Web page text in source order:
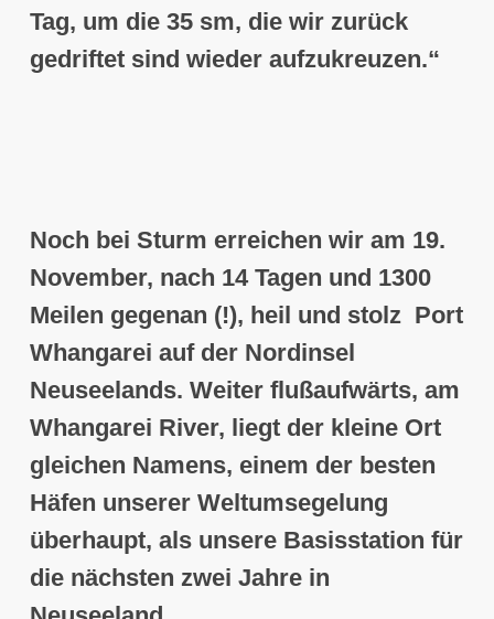
Tag, um die 35 sm, die wir zurück
gedriftet sind wieder aufzukreuzen.“
Noch bei Sturm erreichen wir am 19.
November, nach 14 Tagen und 1300
Meilen gegenan (!), heil und stolz Port
Whangarei auf der Nordinsel
Neuseelands. Weiter flußaufwärts, am
Whangarei River, liegt der kleine Ort
gleichen Namens, einem der besten
Häfen unserer Weltumsegelung
überhaupt, als unsere Basisstation für
die nächsten zwei Jahre in